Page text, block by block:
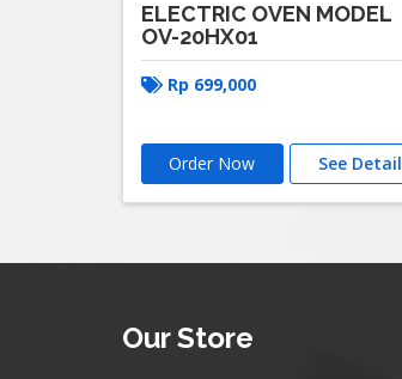
ELECTRIC OVEN MODEL
OV-20HX01
Rp 699,000
Order Now See Detail
Our Store